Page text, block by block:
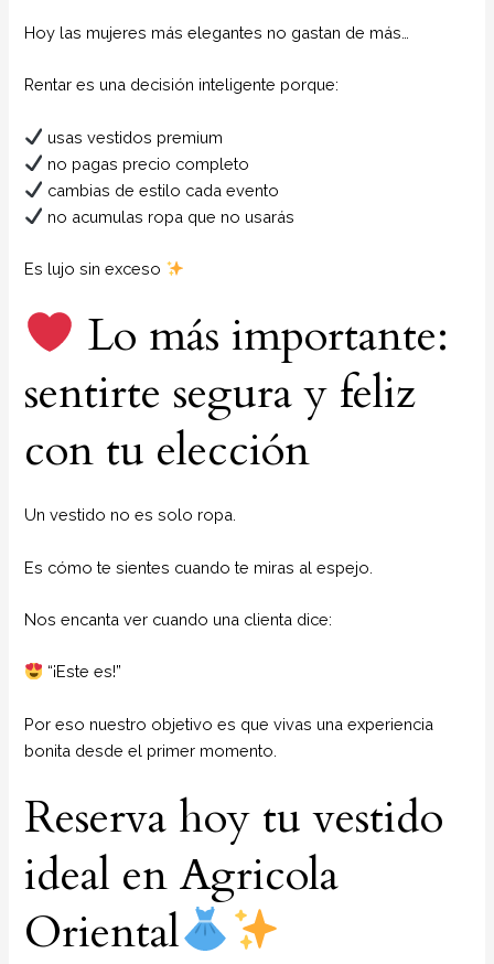
Hoy las mujeres más elegantes no gastan de más…
Rentar es una decisión inteligente porque:
usas vestidos premium
no pagas precio completo
cambias de estilo cada evento
no acumulas ropa que no usarás
Es lujo sin exceso
Lo más importante:
sentirte segura y feliz
con tu elección
Un vestido no es solo ropa.
Es cómo te sientes cuando te miras al espejo.
Nos encanta ver cuando una clienta dice:
“¡Este es!”
Por eso nuestro objetivo es que vivas una experiencia
bonita desde el primer momento.
Reserva hoy tu vestido
ideal en Agricola
Oriental